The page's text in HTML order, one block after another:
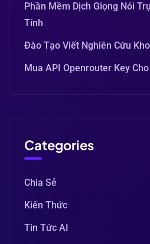
Phần Mềm Dịch Giọng Nói
Tính
Đào Tạo Viết Nghiên Cứu
Mua API Openrouter Key
Categories
Chia Sẻ
Kiến Thức
Tin Tức AI